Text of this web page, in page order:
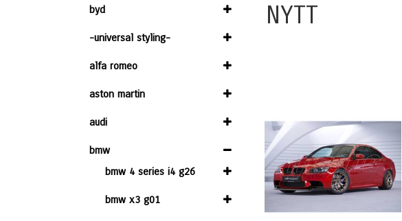
byd
-universal styling-
alfa romeo
aston martin
audi
bmw
bmw 4 series i4 g26
bmw x3 g01
NYTT